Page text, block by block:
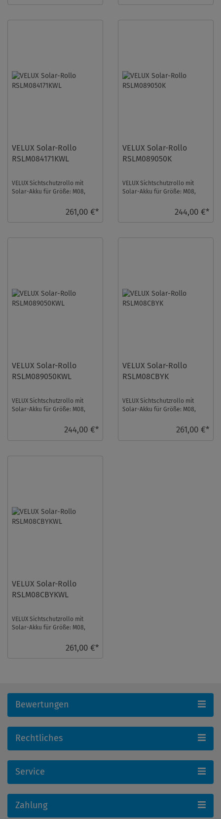
VELUX Solar-Rollo
RSLM084171KWL
VELUX Sichtschutzrollo mit
Solar-Akku für Größe: M08,
261,00 €*
VELUX Solar-Rollo
RSLM089050K
VELUX Sichtschutzrollo mit
Solar-Akku für Größe: M08,
Abdunkelnd, alu Schiene, ...
244,00 €*
VELUX Solar-Rollo
RSLM089050KWL
VELUX Sichtschutzrollo mit
Solar-Akku für Größe: M08,
Abdunkelnd, weiße Schie ...
244,00 €*
VELUX Solar-Rollo
RSLM08CBYK
VELUX Sichtschutzrollo mit
Solar-Akku für Größe: M08,
Semitransparent, alu ...261,00 €*
VELUX Solar-Rollo
RSLM08CBYKWL
VELUX Sichtschutzrollo mit
Solar-Akku für Größe: M08,
Semitransparent, wei ...261,00 €*
Bewertungen
Rechtliches
Service
Zahlung